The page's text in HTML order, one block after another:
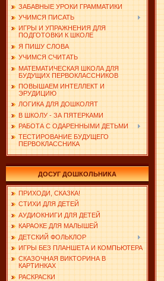
ЗАБАВНЫЕ УРОКИ ГРАММАТИКИ
УЧИМСЯ ПИСАТЬ
ИГРЫ И УПРАЖНЕНИЯ ДЛЯ
ПОДГОТОВКИ К ШКОЛЕ
Я ПИШУ СЛОВА
УЧИМСЯ СЧИТАТЬ
МАТЕМАТИЧЕСКАЯ ШКОЛА ДЛЯ
БУДУЩИХ ПЕРВОКЛАССНИКОВ
ПОВЫШАЕМ ИНТЕЛЛЕКТ И
ЭРУДИЦИЮ
ЛОГИКА ДЛЯ ДОШКОЛЯТ
В ШКОЛУ - ЗА ПЯТЕРКАМИ
РАБОТА С ОДАРЕННЫМИ ДЕТЬМИ
ТЕСТИРОВАНИЕ БУДУЩЕГО
ПЕРВОКЛАССНИКА
ДОСУГ ДОШКОЛЬНИКА
ПРИХОДИ, СКАЗКА!
СТИХИ ДЛЯ ДЕТЕЙ
АУДИОКНИГИ ДЛЯ ДЕТЕЙ
КАРАОКЕ ДЛЯ МАЛЫШЕЙ
ДЕТСКИЙ ФОЛЬКЛОР
ИГРЫ БЕЗ ПЛАНШЕТА И КОМПЬЮТЕРА
СКАЗОЧНАЯ ВИКТОРИНА В
КАРТИНКАХ
РАСКРАСКИ